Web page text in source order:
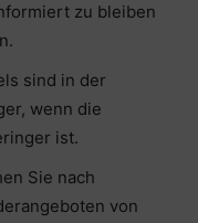
zu bleiben
sind in der
wenn die
ist.
Sie nach
von